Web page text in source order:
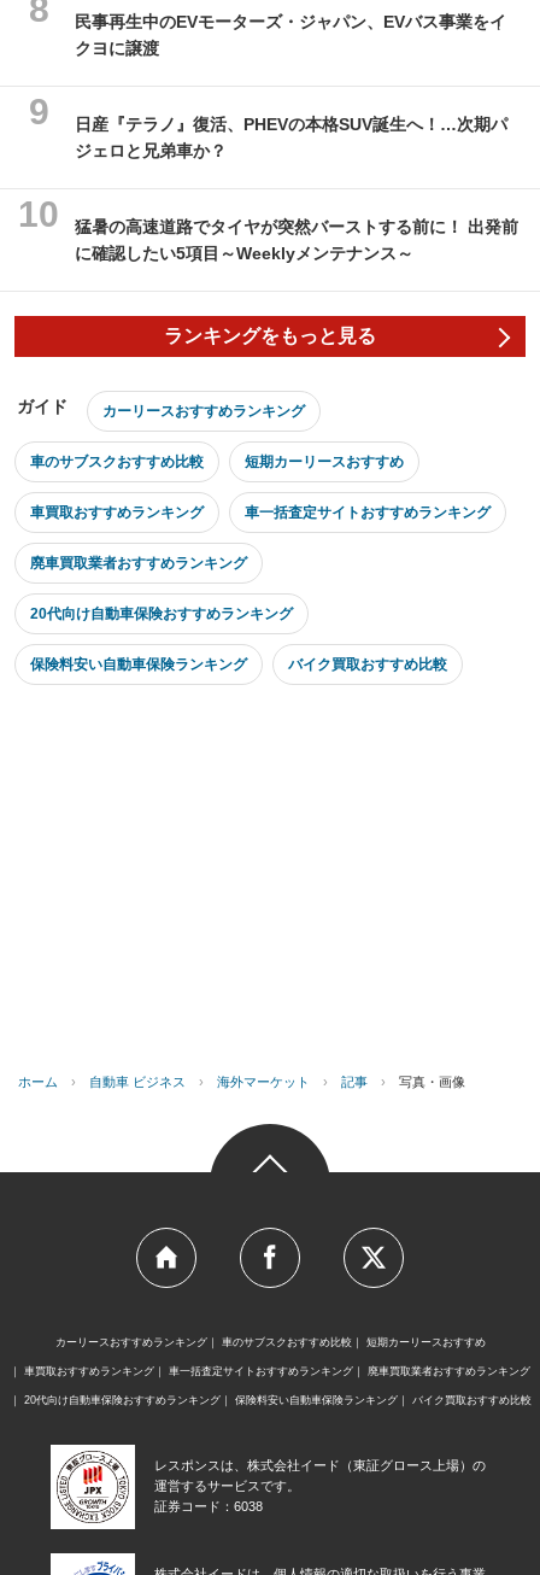
民事再生中のEVモーターズ・ジャパン、EVバス事業をイ
クヨに譲渡
日産『テラノ』復活、PHEVの本格SUV誕生へ！…次期パ
ジェロと兄弟車か？
猛暑の高速道路でタイヤが突然バーストする前に！ 出発前
に確認したい5項目～Weeklyメンテナンス～
ランキングをもっと見る
ガイド カーリースおすすめランキング
車のサブスクおすすめ比較 短期カーリースおすすめ
車買取おすすめランキング 車一括査定サイトおすすめランキング
廃車買取業者おすすめランキング
20代向け自動車保険おすすめランキング
保険料安い自動車保険ランキング バイク買取おすすめ比較
ホーム › 自動車 ビジネス › 海外マーケット › 記事 › 写真・画像
カーリースおすすめランキング 車のサブスクおすすめ比較 短期カーリースおすすめ
車買取おすすめランキング 車一括査定サイトおすすめランキング 廃車買取業者おすすめランキング
20代向け自動車保険おすすめランキング 保険料安い自動車保険ランキング バイク買取おすすめ比較
レスポンスは、株式会社イード（東証グロース上場）の
運営するサービスです。
証券コード：6038